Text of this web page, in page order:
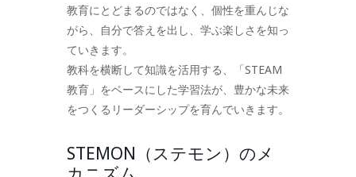
教育にとどまるのではなく、個性を重んじな
がら、自分で答えを出し、学ぶ楽しさを知っ
ていきます。
教科を横断して知識を活用する、「STEAM
教育」をベースにした学習法が、豊かな未来
をつくるリーダーシップを育んでいきます。
STEMON（ステモン）のメ